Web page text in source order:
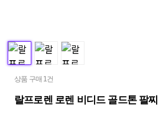
상품 구매 1건
랄프로렌 로렌 비디드 골드톤 팔찌